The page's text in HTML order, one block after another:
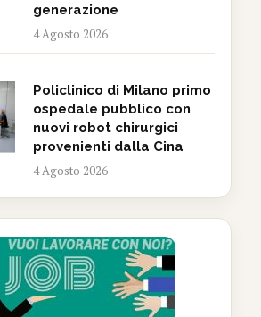
generazione
4 Agosto 2026
Policlinico di Milano primo
ospedale pubblico con
nuovi robot chirurgici
provenienti dalla Cina
4 Agosto 2026